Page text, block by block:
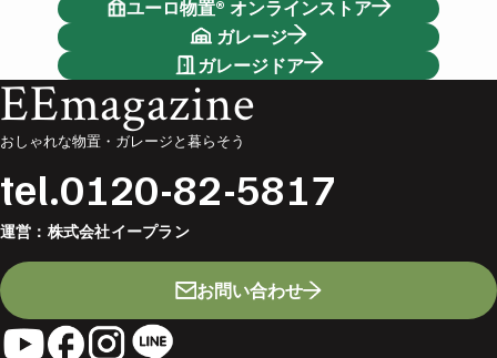
ユーロ物置® オンラインストア
ガレージ
ガレージドア
EEmagazine
おしゃれな物置・ガレージと暮らそう
tel.0120-82-5817
運営： 株式会社イープラン
お問い合わせ